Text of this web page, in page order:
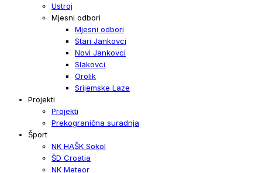
Ustroj
Mjesni odbori
Mjesni odbori
Stari Jankovci
Novi Jankovci
Slakovci
Orolik
Srijemske Laze
Projekti
Projekti
Prekogranična suradnja
Šport
NK HAŠK Sokol
ŠD Croatia
NK Meteor